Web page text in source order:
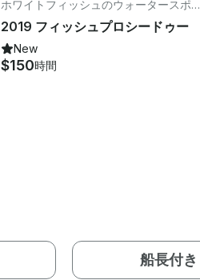
ホワイトフィッシュのウォータースポー
ツ
2019 フィッシュプロシードゥー
New
$150時間
船長付き